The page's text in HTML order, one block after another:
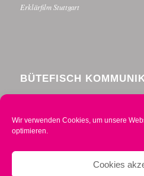
Wir verwenden Cookies, um unsere
optimieren.
Cookies
Erklärfilm Stuttgart
BÜTEFISCH
Menzelstraße 30
Telefon 0711 234376-0
info@buetefisch.de